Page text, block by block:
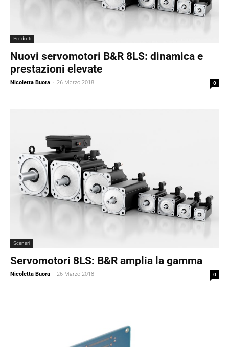
Prodotti
Nuovi servomotori B&R 8LS: dinamica e
prestazioni elevate
Nicoletta Buora - 26 Marzo 2018 0
Scenari
Servomotori 8LS: B&R amplia la gamma
Nicoletta Buora - 26 Marzo 2018 0